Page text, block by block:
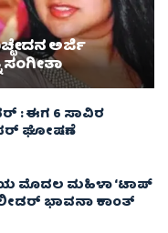
ಅರ್ಜಿ
: ಈಗ 6 ಸಾವಿರ
ಘೋಷಣೆ
ಮೊದಲ ಮಹಿಳಾ ‘ಟಾಪ್
ಲೀಡರ್ ಭಾವನಾ ಕಾಂತ್